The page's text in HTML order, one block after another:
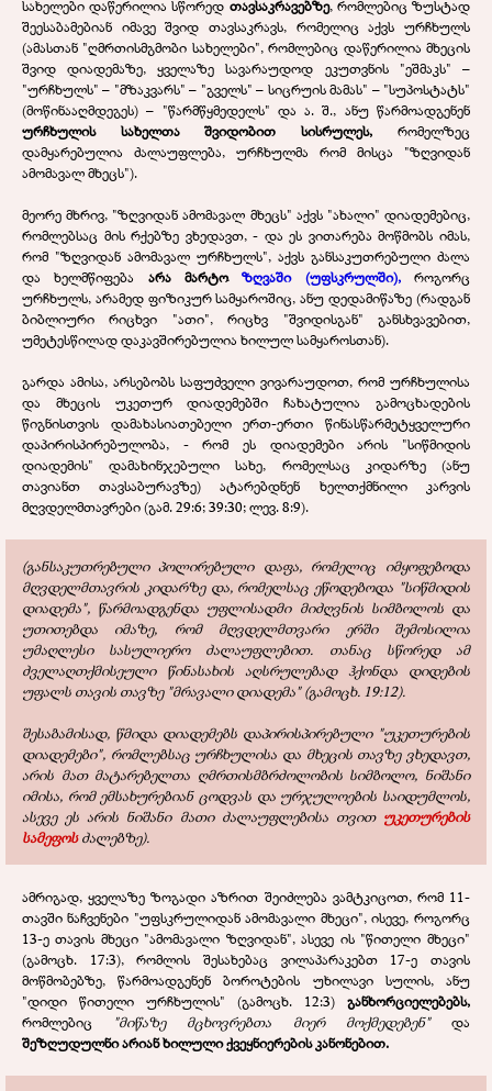
სახელები დაწერილია სწორედ თავსაკრავებზე, რომლებიც ზუსტად
შეესაბამებიან იმავე შვიდ თავსაკრავს, რომელიც აქვს ურჩხულს
(ამასთან "ღმრთისმგმობი სახელები", რომლებიც დაწერილია მხეცის
შვიდ დიადემაზე, ყველაზე სავარაუდოდ ეკუთვნის "ეშმაკს" –
"ურჩხულს" – "მზაკვარს" – "გველს" – სიცრუის მამას" – "სუპოსტატს"
(მოწინააღმდეგეს) – "წარმწყმედელს" და ა. შ., ანუ წარმოადგენენ
ურჩხულის სახელთა შვიდობით სისრულეს, რომელზეც
დამყარებულია ძალაუფლება, ურჩხულმა რომ მისცა "ზღვიდან
ამომავალ მხეცს").
მეორე მხრივ, "ზღვიდან ამომავალ მხეცს" აქვს "ახალი" დიადემებიც,
რომლებსაც მის რქებზე ვხედავთ, - და ეს ვითარება მოწმობს იმას,
რომ "ზღვიდან ამომავალ ურჩხულს", აქვს განსაკუთრებული ძალა
და ხელმწიფება არა მარტოზღვაში (უფსკრულში),
როგორც
ურჩხულს, არამედ ფიზიკურ სამყაროშიც, ანუ დედამიწაზე (რადგან
ბიბლიური რიცხვი "ათი", რიცხვ "შვიდისგან" განსხვავებით,
უმეტესწილად დაკავშირებულია ხილულ სამყაროსთან).
გარდა ამისა, არსებობს საფუძველი ვივარაუდოთ, რომ ურჩხულისა
და მხეცის უკეთურ დიადემებში ჩახატულია გამოცხადების
წიგნისთვის დამახასიათებელი ერთ-ერთი წინასწარმეტყველური
დაპირისპირებულობა, - რომ ეს დიადემები არის "სიწმიდის
დიადემის" დამახინჯებული სახე, რომელსაც კიდარზე (ანუ
თავიანთ თავსაბურავზე) ატარებდნენ ხელთქმნილი კარვის
მღვდელმთავრები (გამ. 29:6; 39:30; ლევ. 8:9).
(განსაკუთრებული პოლირებული დაფა, რომელიც იმყოფებოდა
მღვდელმთავრის კიდარზე და, რომელსაც ეწოდებოდა "სიწმიდის
დიადემა", წარმოადგენდა უფლისადმი მიძღვნის სიმბოლოს და
უთითებდა იმაზე, რომ მღვდელმთვარი ერში შემოსილია
უმაღლესი სასულიერო ძალაუფლებით. თანაც სწორედ ამ
ძველაღთქმისეული წინასახის აღსრულებად ჰქონდა დიდების
უფალს თავის თავზე "მრავალი დიადემა" (გამოცხ. 19:12).
შესაბამისად, წმიდა დიადემებს დაპირისპირებული "უკეთურების
დიადემები", რომლებსაც ურჩხულისა და მხეცის თავზე ვხედავთ,
არის მათ მატარებელთა ღმრთისმბრძოლობის სიმბოლო, ნიშანი
იმისა, რომ ემსახურებიან ცოდვას და ურჯულოების საიდუმლოს,
ასევე ეს არის ნიშანი მათი ძალაუფლებისა თვით უკეთურების
სამეფოსძალებზე).
ამრიგად, ყველაზე ზოგადი აზრით შეიძლება ვამტკიცოთ, რომ 11-
თავში ნაჩვენები "უფსკრულიდან ამომავალი მხეცი", ისევე, როგორც
13-ე თავის მხეცი "ამომავალი ზღვიდან", ასევე ის "წითელი მხეცი"
(გამოცხ. 17:3), რომლის შესახებაც ვილაპარაკებთ 17-ე თავის
მოწმობებზე, წარმოადგენენ ბოროტების უხილავი სულის, ანუ
"დიდი წითელი ურჩხულის" (გამოცხ. 12:3) განხორციელებებს,
რომლებიც
"მიწაზე მცხოვრებთა მიერ მოქმედებენ" და
შეზღუდულნი არიან ხილული ქვეყნიერების კანონებით.